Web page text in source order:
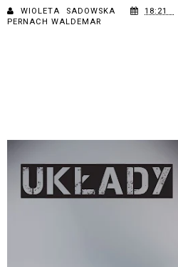
WIOLETA SADOWSKA 18:21
PERNACH WALDEMAR